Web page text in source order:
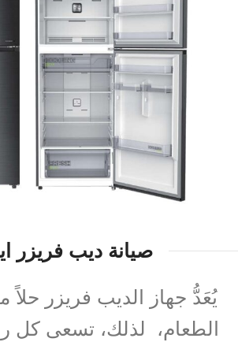
صيانة ديب فريزر
يُعَدُّ جهاز الديب فريزر حلاً
الطعام، لذلك، تسعى كل